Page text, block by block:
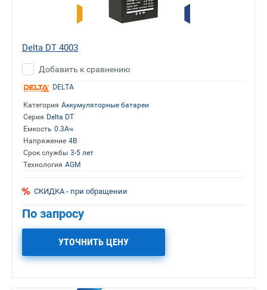
Delta DT 4003
Добавить к сравнению
DELTA
Категория Аккумуляторные батареи
Серия Delta DT
Емкость 0.3Ач
Напряжение 4В
Срок службы 3-5 лет
Технология AGM
СКИДКА - при обращении
По запросу
УТОЧНИТЬ ЦЕНУ